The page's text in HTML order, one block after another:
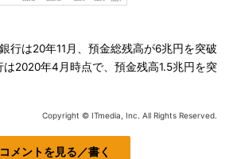
行は20年11月、預金総残高が6兆円を突破
は2020年4月時点で、預金残高1.5兆円を突
Copyright © ITmedia, Inc. All Rights Reserved.
コメントを見る／書く